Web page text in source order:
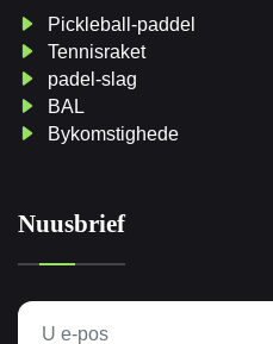
Pickleball-paddel
Tennisraket
padel-slag
BAL
Bykomstighede
Nuusbrief